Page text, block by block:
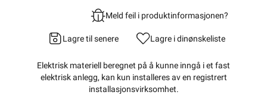
Meld feil i produktinformasjonen?
Lagre til senere Lagre i dinønskeliste
Elektrisk materiell beregnet på å kunne inngå i et fast
elektrisk anlegg, kan kun installeres av en registrert
installasjonsvirksomhet.